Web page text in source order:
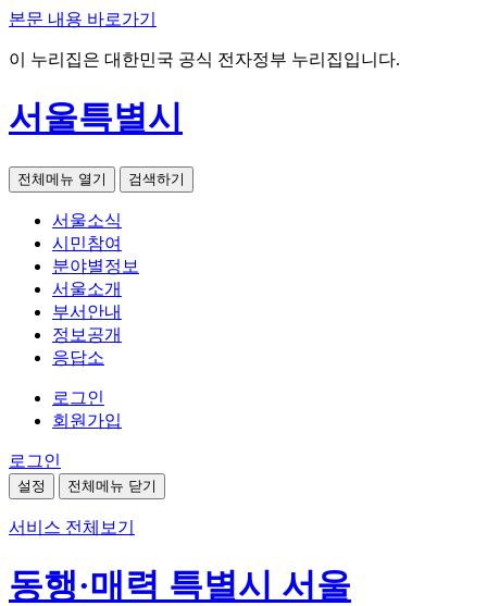
본문 내용 바로가기
이 누리집은 대한민국 공식 전자정부 누리집입니다.
서울특별시
전체메뉴 열기 검색하기
서울소식
시민참여
분야별정보
서울소개
부서안내
정보공개
응답소
로그인
회원가입
로그인
설정 전체메뉴 닫기
서비스 전체보기
동행·매력 특별시 서울